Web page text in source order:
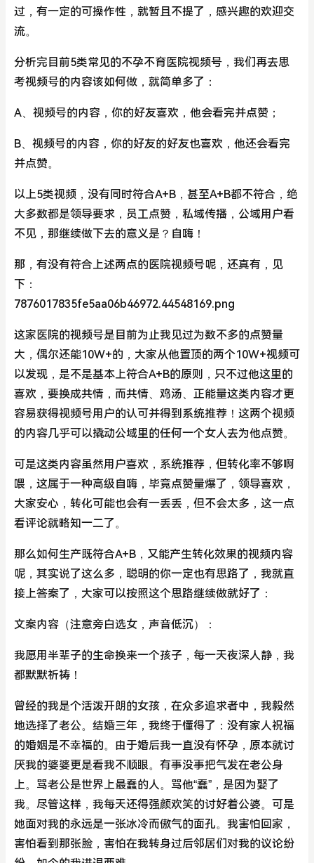
过，有一定的可操作性，就暂且不提了，感兴趣的欢迎交
流。
分析完目前5类常见的不孕不育医院视频号，我们再去思
考视频号的内容该如何做，就简单多了：
A、视频号的内容，你的好友喜欢，他会看完并点赞；
B、视频号的内容，你的好友的好友也喜欢，他还会看完
并点赞。
以上5类视频，没有同时符合A+B，甚至A+B都不符合，绝
大多数都是领导要求，员工点赞，私域传播，公域用户看
不见，那继续做下去的意义是？自嗨！
那，有没有符合上述两点的医院视频号呢，还真有，见
下：
7876017835fe5aa06b46972.44548169.png
这家医院的视频号是目前为止我见过为数不多的点赞量
大，偶尔还能10W+的，大家从他置顶的两个10W+视频可
以发现，是不是基本上符合A+B的原则，只不过他这里的
喜欢，要换成共情，而共情、鸡汤、正能量这类内容才更
容易获得视频号用户的认可并得到系统推荐！这两个视频
的内容几乎可以撬动公域里的任何一个女人去为他点赞。
可是这类内容虽然用户喜欢，系统推荐，但转化率不够啊
喂，这属于一种高级自嗨，毕竟点赞量爆了，领导喜欢，
大家安心，转化可能也会有一丢丢，但不会太多，这一点
看评论就略知一二了。
那么如何生产既符合A+B，又能产生转化效果的视频内容
呢，其实说了这么多，聪明的你一定也有思路了，我就直
接上答案了，大家可以按照这个思路继续做就好了：
文案内容（注意旁白选女，声音低沉）：
我愿用半辈子的生命换来一个孩子，每一天夜深人静，我
都默默祈祷！
曾经的我是个活泼开朗的女孩，在众多追求者中，我毅然
地选择了老公。结婚三年，我终于懂得了：没有家人祝福
的婚姻是不幸福的。由于婚后我一直没有怀孕，原本就讨
厌我的婆婆更是看我不顺眼。有事没事把气发在老公身
上。骂老公是世界上最蠢的人。骂他“蠢”，是因为娶了
我。尽管这样，我每天还得强颜欢笑的讨好着公婆。可是
她面对我的永远是一张冰冷而傲气的面孔。我害怕回家，
害怕看到那张脸，害怕在我转身过后邻居们对我的议论纷